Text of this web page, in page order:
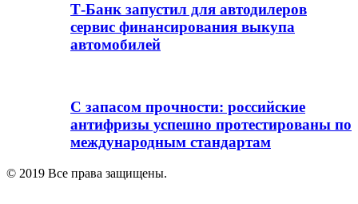
Т-Банк запустил для автодилеров
сервис финансирования выкупа
автомобилей
С запасом прочности: российские
антифризы успешно протестированы по
международным стандартам
© 2019 Все права защищены.